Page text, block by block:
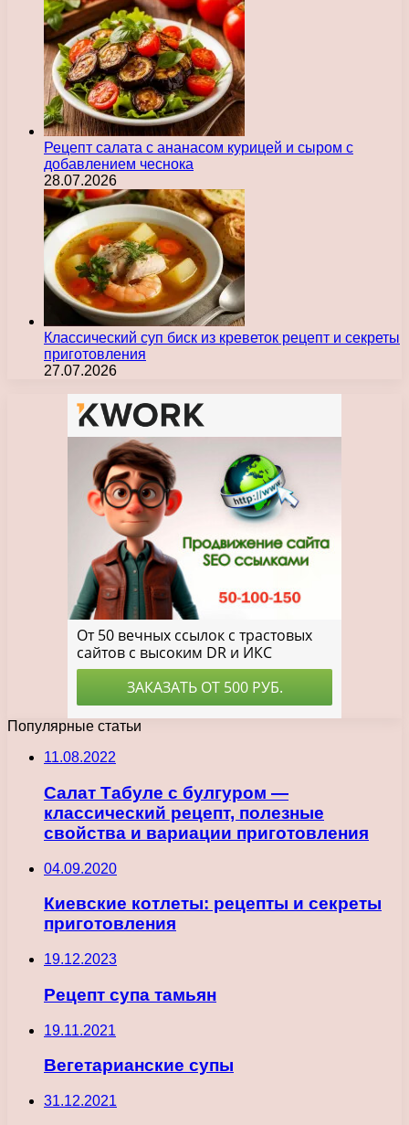
Рецепт салата с ананасом курицей и сыром с
добавлением чеснока
28.07.2026
Классический суп биск из креветок рецепт и секреты
приготовления
27.07.2026
Популярные статьи
11.08.2022
Салат Табуле с булгуром —
классический рецепт, полезные
свойства и вариации приготовления
04.09.2020
Киевские котлеты: рецепты и секреты
приготовления
19.12.2023
Рецепт супа тамьян
19.11.2021
Вегетарианские супы
31.12.2021